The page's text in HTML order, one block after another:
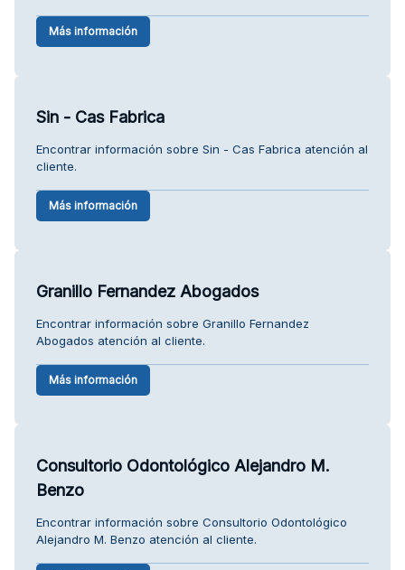
Más información
Sin - Cas Fabrica
Encontrar información sobre Sin - Cas Fabrica atención al
cliente.
Más información
Granillo Fernandez Abogados
Encontrar información sobre Granillo Fernandez
Abogados atención al cliente.
Más información
Consultorio Odontológico Alejandro M.
Benzo
Encontrar información sobre Consultorio Odontológico
Alejandro M. Benzo atención al cliente.